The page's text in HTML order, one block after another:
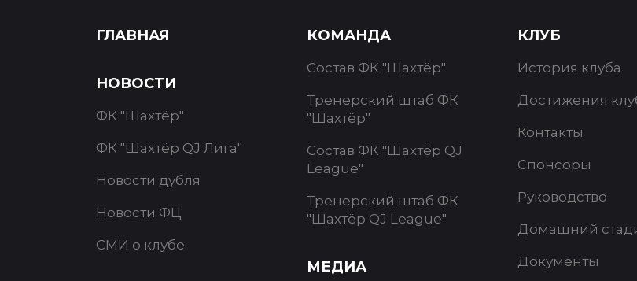
ГЛАВНАЯ
НОВОСТИ
ФК "Шахтёр"
ФК "Шахтёр QJ Лига"
Новости дубля
Новости ФЦ
СМИ о клубе
КОМАНДА
Состав ФК "Шахтёр"
Тренерский штаб ФК
"Шахтёр"
Состав ФК "Шахтёр QJ
League"
Тренерский штаб ФК
"Шахтёр QJ League"
МЕДИА
КЛУБ
История клуба
Достижения
Контакты
Спонсоры
Руководство
Домашний
Документы